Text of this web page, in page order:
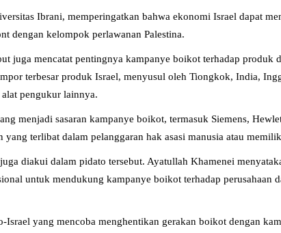
Ibrani, memperingatkan bahwa ekonomi Israel dapat
dengan kelompok perlawanan Palestina.
juga mencatat pentingnya kampanye boikot terhadap produk
terbesar produk Israel, menyusul oleh Tiongkok, India,
pengukur lainnya.
menjadi sasaran kampanye boikot, termasuk Siemens,
terlibat dalam pelanggaran hak asasi manusia atau
diakui dalam pidato tersebut. Ayatullah Khamenei
untuk mendukung kampanye boikot terhadap perusahaan
yang mencoba menghentikan gerakan boikot dengan